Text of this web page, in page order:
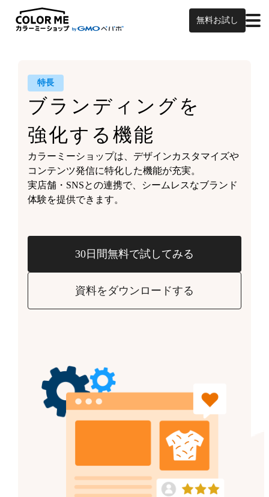
無料お試し
特長
ブランディングを
強化する機能
カラーミーショップは、 デザインカスタマイズや
コンテンツ発信に特化した機能が充実。
実店舗・SNSとの連携で、 シームレスなブランド
体験を提供できます。
30日間無料で試してみる
資料をダウンロードする